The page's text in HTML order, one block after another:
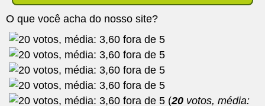
O que você acha do nosso site?
(20 votos, média: